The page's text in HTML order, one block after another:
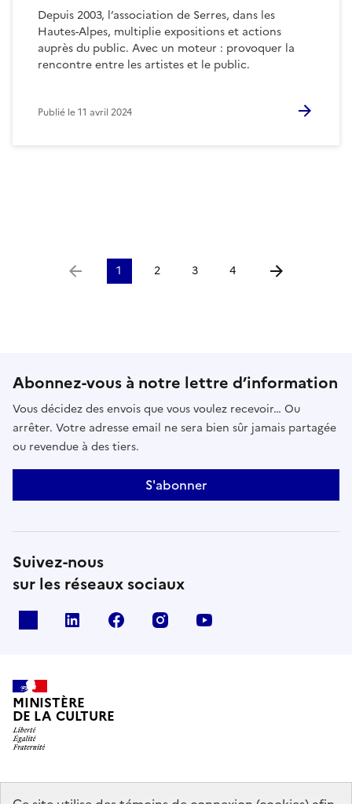
Depuis 2003, l’association de Serres, dans les
Hautes-Alpes, multiplie expositions et actions
auprès du public. Avec un moteur : provoquer la
rencontre entre les artistes et le public.
Publié le11 avril 2024
Aller à la page précédente
1 2 3 4 Aller à la page
Abonnez-vous à notre lettre d’information
Vous décidez des envois que vous voulez recevoir… Ou
arrêter. Votre adresse email ne sera bien sûr jamais partagée
ou revendue à des tiers.
S'abonner
Suivez-nous
sur les réseaux sociaux
linkedin facebook instagram
MINISTÈRE
DE LA CULTURE
data.gouv.fr legifrance.gouv.fr info.gouv.fr